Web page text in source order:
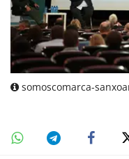
somoscomarca-